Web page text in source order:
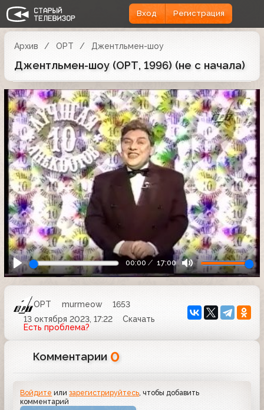
Вход Регистрация
Архив ОРТ Джентльмен-шоу
Джентльмен-шоу (ОРТ, 1996) (не с начала)
00:00 17:00
ОРТ murmeow
1653
13 октября 2023, 17:22
Скачать
Есть проблема?
Комментарии 0
Войдите илизарегистрируйтесь , чтобы добавить
комментарий